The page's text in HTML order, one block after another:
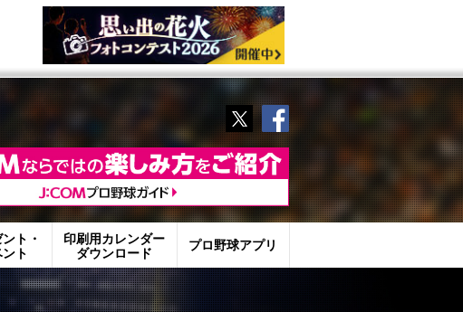
TwitterFacebook
ト・
ト
印刷用カレンダー
ダウンロード
プロ野球アプリ